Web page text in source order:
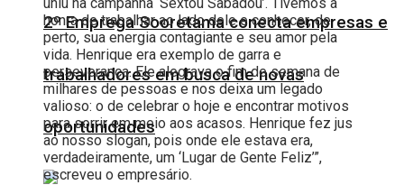
2º Emprega Sooretama conecta empresas e
trabalhadores em busca de novas
oportunidades
uniu na campanha ‘Sextou Sabadou’. Tivemos a
honra de trabalhar ao lado dele e conhecer, de
perto, sua energia contagiante e seu amor pela
vida. Henrique era exemplo de garra e
perseverança. Ele alegrava o fim de semana de
milhares de pessoas e nos deixa um legado
valioso: o de celebrar o hoje e encontrar motivos
para sorrir em meio aos acasos. Henrique fez jus
ao nosso slogan, pois onde ele estava era,
verdadeiramente, um ‘Lugar de Gente Feliz’”,
escreveu o empresário.